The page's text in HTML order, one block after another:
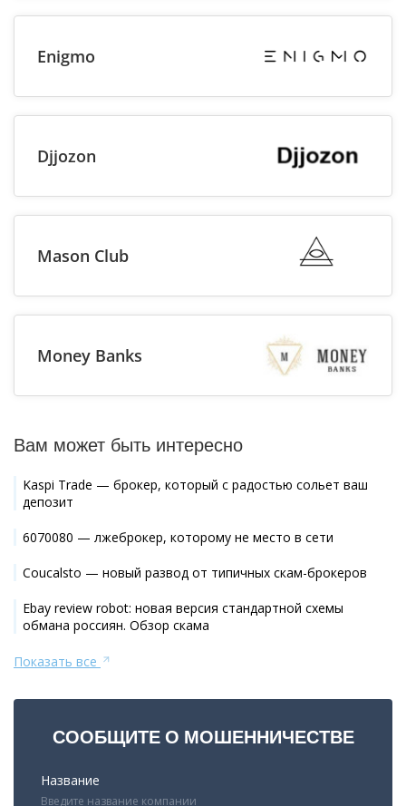
Enigmo
Djjozon
Mason Club
Money Banks
Вам может быть интересно
Kaspi Trade — брокер, который с радостью сольет ваш
депозит
6070080 — лжеброкер, которому не место в сети
Coucalsto — новый развод от типичных скам-брокеров
Ebay review robot: новая версия стандартной схемы
обмана россиян. Обзор скама
Показать все
СООБЩИТЕ О МОШЕННИЧЕСТВЕ
Название